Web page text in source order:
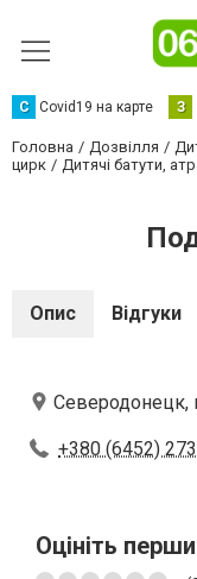
С Сovid19 на карте З
Головна Дозвілля
цирк
Дитячі батути,
Опис Відгуки
Северодонецк,
+380 (6452)
Оцініть